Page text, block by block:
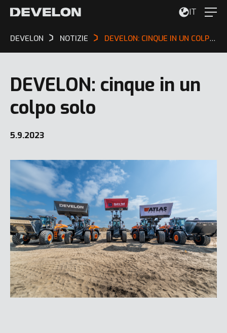
IT
DEVELON NOTIZIE DEVELON: CINQUE IN UN COLPO SOLO
DEVELON: cinque in un
colpo solo
5.9.2023